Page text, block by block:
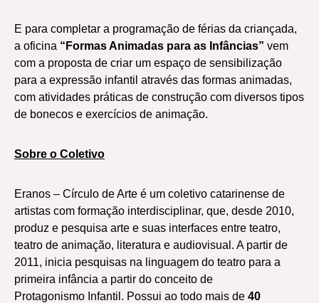
E para completar a programação de férias da criançada,
a oficina “Formas Animadas para as Infâncias” vem
com a proposta de criar um espaço de sensibilização
para a expressão infantil através das formas animadas,
com atividades práticas de construção com diversos tipos
de bonecos e exercícios de animação.
Sobre o Coletivo
Eranos – Círculo de Arte é um coletivo catarinense de
artistas com formação interdisciplinar, que, desde 2010,
produz e pesquisa arte e suas interfaces entre teatro,
teatro de animação, literatura e audiovisual. A partir de
2011, inicia pesquisas na linguagem do teatro para a
primeira infância a partir do conceito de
Protagonismo Infantil. Possui ao todo mais de 40